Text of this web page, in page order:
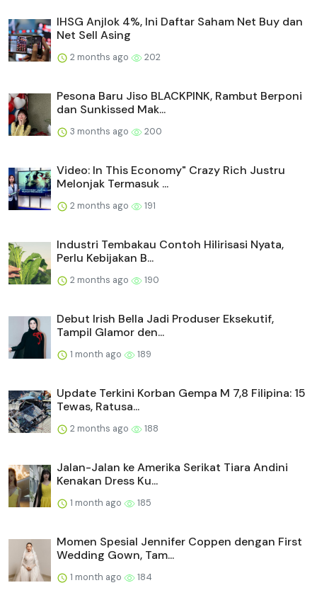
IHSG Anjlok 4%, Ini Daftar Saham Net Buy dan
Net Sell Asing
2 months ago 202
Pesona Baru Jiso BLACKPINK, Rambut Berponi
dan Sunkissed Mak...
3 months ago 200
Video: In This Economy" Crazy Rich Justru
Melonjak Termasuk ...
2 months ago 191
Industri Tembakau Contoh Hilirisasi Nyata,
Perlu Kebijakan B...
2 months ago 190
Debut Irish Bella Jadi Produser Eksekutif,
Tampil Glamor den...
1 month ago 189
Update Terkini Korban Gempa M 7,8 Filipina: 15
Tewas, Ratusa...
2 months ago 188
Jalan-Jalan ke Amerika Serikat Tiara Andini
Kenakan Dress Ku...
1 month ago 185
Momen Spesial Jennifer Coppen dengan First
Wedding Gown, Tam...
1 month ago 184